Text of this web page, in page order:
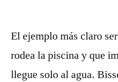
El ejemplo más claro
rodea la piscina y que
llegue solo al agua.